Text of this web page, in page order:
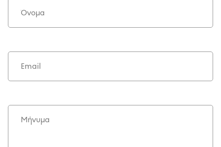
ΥΠΟΔΕΙΓΜΑΤΙΚΗ ΛΕΙΤΟΥΡΓΙΑ
ΠΕΡΙΒΑΛΛΟΝ